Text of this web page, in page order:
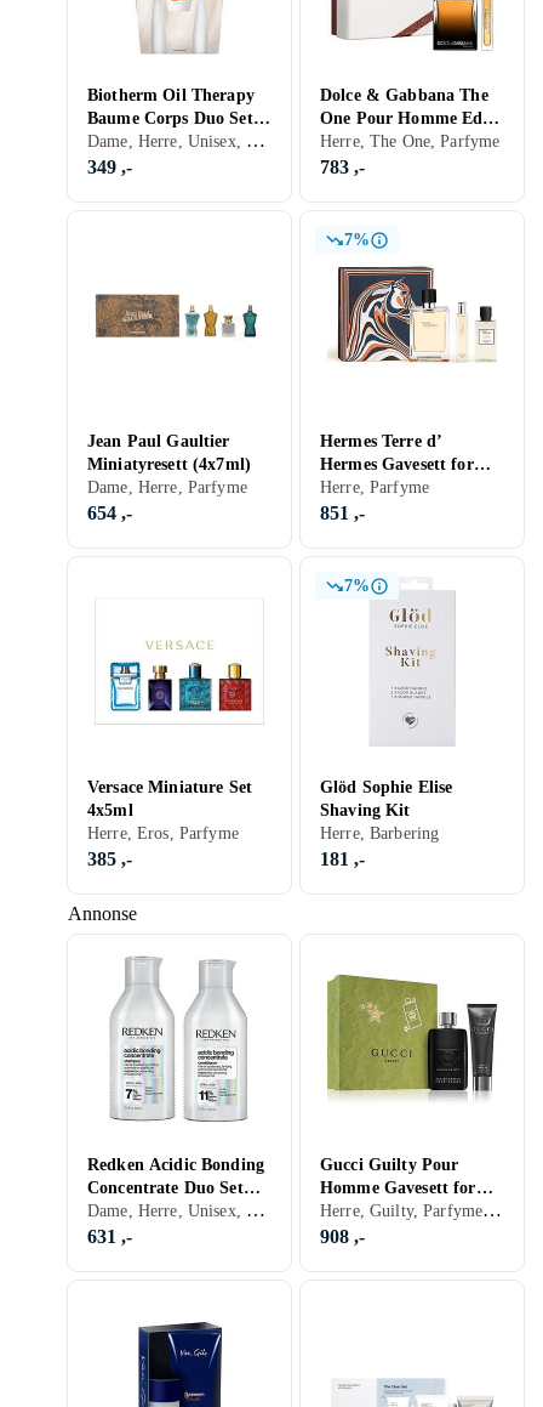
Annonse
Biotherm Oil Therapy
Baume Corps Duo Set
2x400ml
Dame, Herre, Unisex, Kroppspleie
349 ,-
Dolce & Gabbana The
One Pour Homme EdP
Gavesett (100ml, Reise
Spray 10ml)
Herre, The One, Parfyme
783 ,-
Jean Paul Gaultier
Miniatyresett (4x7ml)
Dame, Herre, Parfyme
654 ,-
7%
Hermes Terre d’
Hermes Gavesett for
menn
Herre, Parfyme
851 ,-
Versace Miniature Set
4x5ml
Herre, Eros, Parfyme
385 ,-
7%
Glöd Sophie Elise
Shaving Kit
Herre, Barbering
181 ,-
Redken Acidic Bonding
Concentrate Duo Set
2x300ml
Dame, Herre, Unisex, Hårpleie
631 ,-
Gucci Guilty Pour
Homme Gavesett for
menn
Herre, Guilty, Parfyme, Kroppspleie
908 ,-